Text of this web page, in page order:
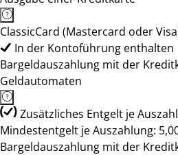
ClassicCard (Mastercard oder
In der Kontoführung enthalten
Bargeldauszahlung mit der
Geldautomaten
Zusätzliches Entgelt je
Mindestentgelt je Auszahlung:
Bargeldauszahlung mit der